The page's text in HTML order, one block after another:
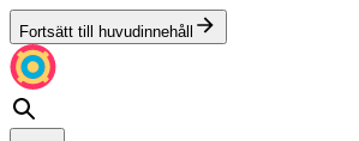
Fortsätt till huvudinnehåll